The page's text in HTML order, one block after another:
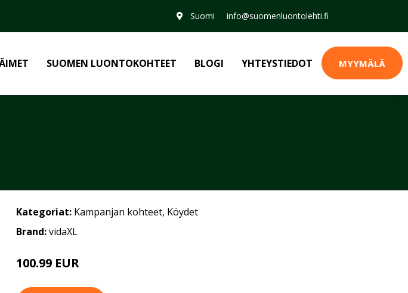
Suomi info@suomenluontolehti.fi
SUOMEN LUONTOKOHTEET BLOGI YHTEYSTIEDOT MYYMÄLÄ
Kategoriat: Kampanjan kohteet, Köydet
Brand:vidaXL
100.99 EUR